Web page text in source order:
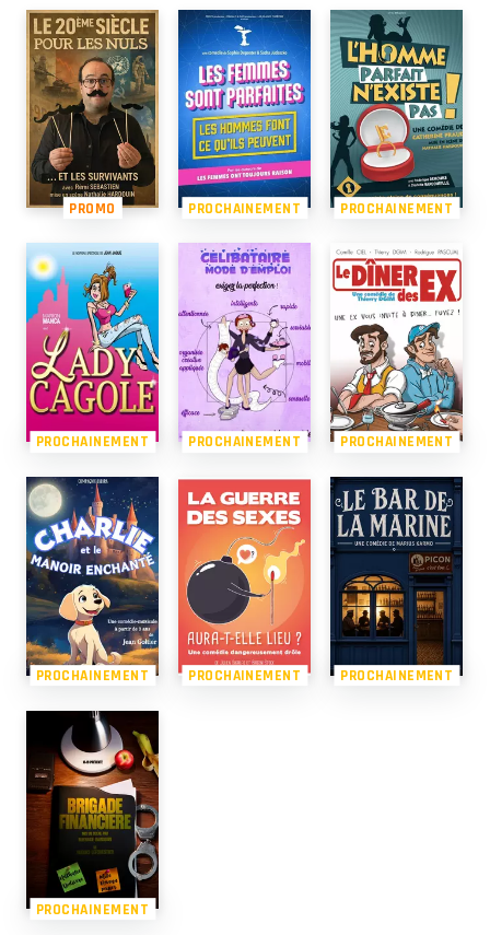
PROMO PROCHAINEMENT PROCHAINEMENT
PROCHAINEMENT PROCHAINEMENT PROCHAINEMENT
PROCHAINEMENT PROCHAINEMENT PROCHAINEMENT
PROCHAINEMENT